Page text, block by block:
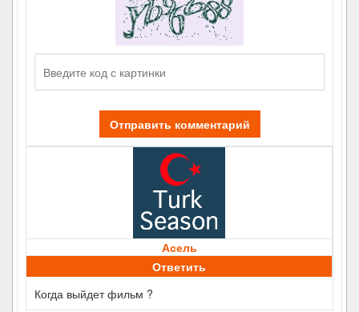
Отправить комментарий
Асель
Ответить
Когда выйдет фильм ?